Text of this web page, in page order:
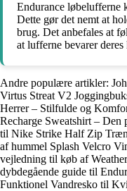
Endurance løbelufferne
Dette gør det nemt at
brug. Det anbefales at
at lufferne bevarer
Andre populære artikler:
Virtus Streat V2
Herrer – Stilfulde og
Recharge Sweatshirt – Den
til Nike Strike Half Zip
af hummel Splash Velcro
vejledning til køb af
dybdegående guide til
Funktionel Vandresko til